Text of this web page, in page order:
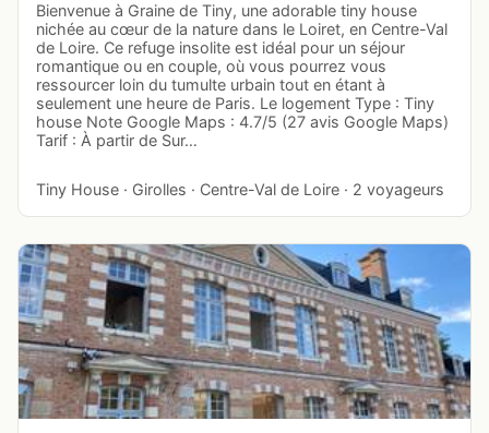
Bienvenue à Graine de Tiny, une adorable tiny house
nichée au cœur de la nature dans le Loiret, en Centre-Val
de Loire. Ce refuge insolite est idéal pour un séjour
romantique ou en couple, où vous pourrez vous
ressourcer loin du tumulte urbain tout en étant à
seulement une heure de Paris. Le logement Type : Tiny
house Note Google Maps : 4.7/5 (27 avis Google Maps)
Tarif : À partir de Sur…
Tiny House · Girolles · Centre-Val de Loire · 2 voyageurs